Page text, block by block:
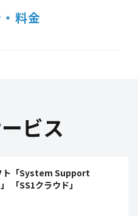
料金
ビス
ト「System Support
「SS1クラウド」